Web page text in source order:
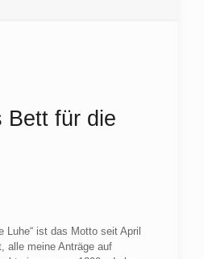
Bett für die
Luhe“ ist das Motto seit April
alle meine Anträge auf